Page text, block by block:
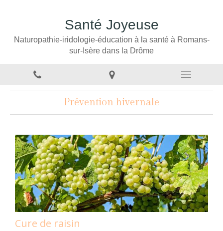
Santé Joyeuse
Naturopathie-iridologie-éducation à la santé à Romans-
sur-Isère dans la Drôme
Prévention hivernale
Cure de raisin